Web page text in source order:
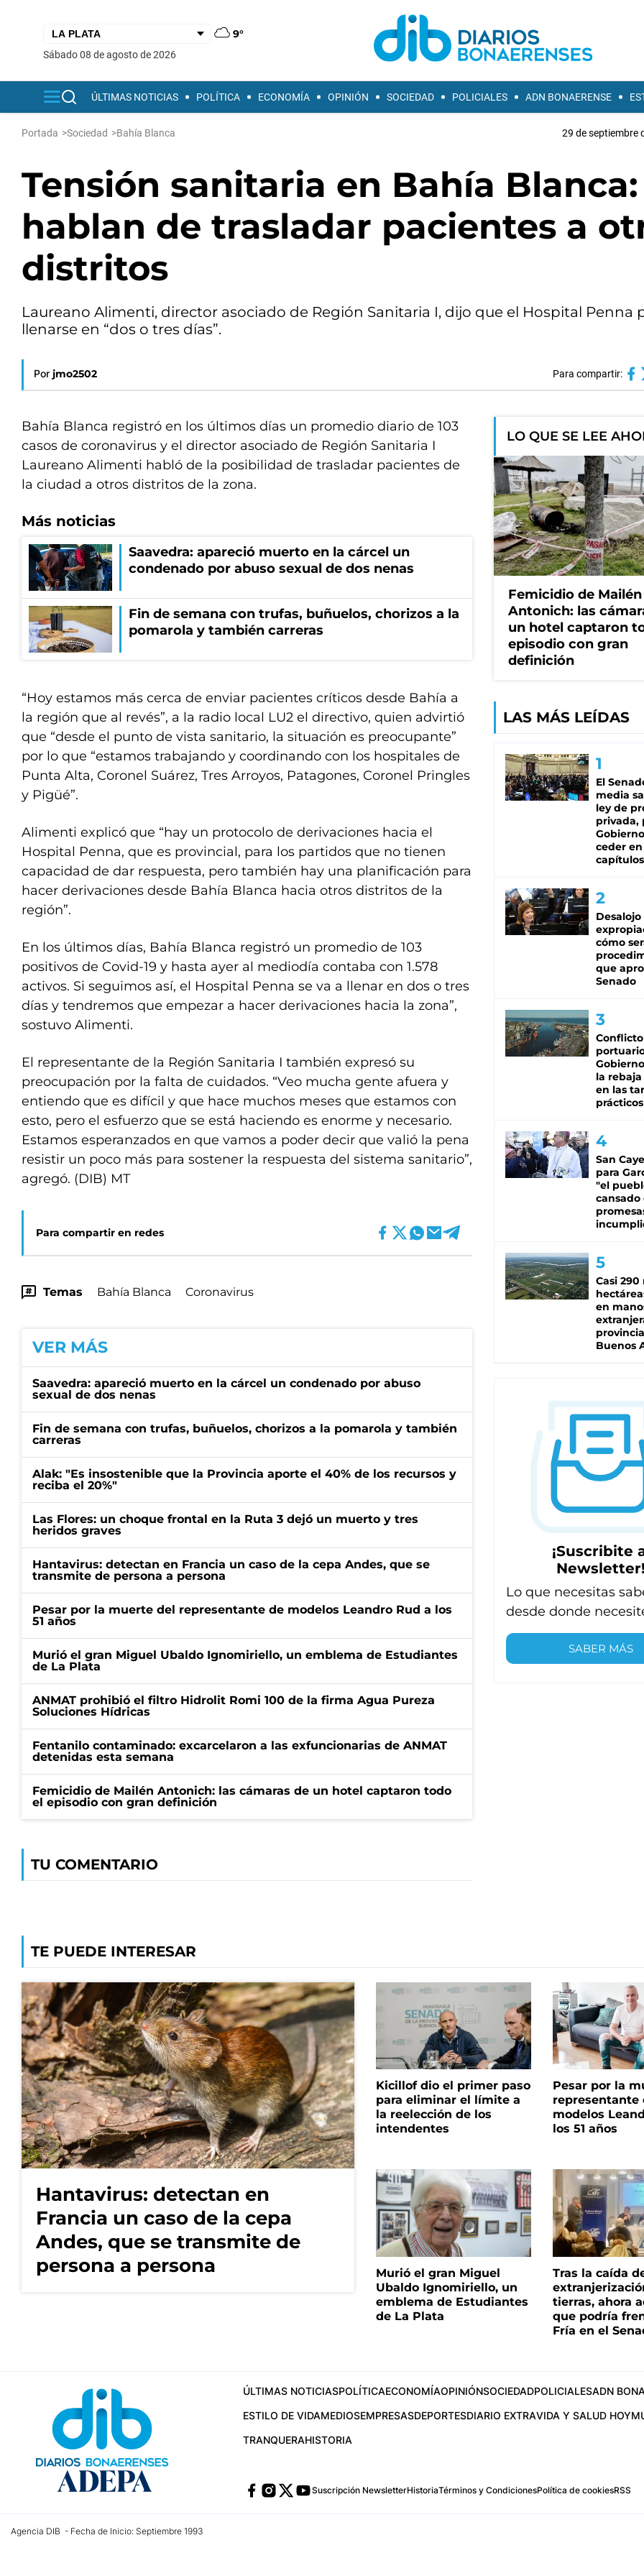
9°
sábado 08 de agosto de 2026
ÚLTIMAS NOTICIAS POLÍTICA ECONOMÍA OPINIÓN SOCIEDAD POLICIALES ADN BONAERENSE
Portada >Sociedad >Bahía Blanca 29 de septiembre
Tensión sanitaria en Bahía Blanca:
hablan de trasladar pacientes a
distritos
Laureano Alimenti, director asociado de Región Sanitaria I, dijo que el Hospital Penna
llenarse en “dos o tres días”.
Por jmo2502 Para compartir:
Bahía Blanca registró en los últimos días un promedio diario de 103
casos de coronavirus y el director asociado de Región Sanitaria I
Laureano Alimenti habló de la posibilidad de trasladar pacientes de
la ciudad a otros distritos de la zona.
Más noticias
Saavedra: apareció muerto en la cárcel un
condenado por abuso sexual de dos nenas
Fin de semana con trufas, buñuelos, chorizos a la
pomarola y también carreras
“Hoy estamos más cerca de enviar pacientes críticos desde Bahía a
la región que al revés”, a la radio local LU2 el directivo, quien advirtió
que “desde el punto de vista sanitario, la situación es preocupante”
por lo que “estamos trabajando y coordinando con los hospitales de
Punta Alta, Coronel Suárez, Tres Arroyos, Patagones, Coronel Pringles
y Pigüé”.
Alimenti explicó que “hay un protocolo de derivaciones hacia el
Hospital Penna, que es provincial, para los partidos que no tienen
capacidad de dar respuesta, pero también hay una planificación para
hacer derivaciones desde Bahía Blanca hacia otros distritos de la
región”.
En los últimos días, Bahía Blanca registró un promedio de 103
positivos de Covid-19 y hasta ayer al mediodía contaba con 1.578
activos. Si seguimos así, el Hospital Penna se va a llenar en dos o tres
días y tendremos que empezar a hacer derivaciones hacia la zona”,
sostuvo Alimenti.
El representante de la Región Sanitaria I también expresó su
preocupación por la falta de cuidados. “Veo mucha gente afuera y
entiendo que es difícil y que hace muchos meses que estamos con
esto, pero el esfuerzo que se está haciendo es enorme y necesario.
Estamos esperanzados en que vamos a poder decir que valió la pena
resistir un poco más para sostener la respuesta del sistema sanitario”,
agregó. (DIB) MT
Para compartir en redes
Temas Bahía Blanca Coronavirus
VER MÁS
Saavedra: apareció muerto en la cárcel un condenado por abuso
sexual de dos nenas
Fin de semana con trufas, buñuelos, chorizos a la pomarola y también
carreras
Alak: "Es insostenible que la Provincia aporte el 40% de los recursos y
reciba el 20%"
Las Flores: un choque frontal en la Ruta 3 dejó un muerto y tres
heridos graves
Hantavirus: detectan en Francia un caso de la cepa Andes, que se
transmite de persona a persona
Pesar por la muerte del representante de modelos Leandro Rud a los
51 años
Murió el gran Miguel Ubaldo Ignomiriello, un emblema de Estudiantes
de La Plata
ANMAT prohibió el filtro Hidrolit Romi 100 de la firma Agua Pureza
Soluciones Hídricas
Fentanilo contaminado: excarcelaron a las exfuncionarias de ANMAT
detenidas esta semana
Femicidio de Mailén Antonich: las cámaras de un hotel captaron todo
el episodio con gran definición
TU COMENTARIO
LO QUE SE LEE
Femicidio de Mailén
Antonich: las
un hotel captaron
episodio con gran
definición
LAS MÁS LEÍDAS
El
media
ley de
privada,
ceder
capítulos
cómo
que
Senado
Conflicto
la rebaja
en las
prácticos
San
para
"el
cansado
Casi 290
en
Buenos
¡Suscribite
Lo que necesitas
desde donde
SABER MÁS
TE PUEDE INTERESAR
Hantavirus: detectan en
Francia un caso de la cepa
Andes, que se transmite de
persona a persona
Kicillof dio el primer paso
para eliminar el límite a
la reelección de los
intendentes
Pesar por la
representante
modelos
los 51 años
Murió el gran Miguel
Ubaldo Ignomiriello, un
emblema de Estudiantes
de La Plata
Tras la caída
tierras, ahora
que podría
Fría en el
ÚLTIMAS NOTICIASPOLÍTICAECONOMÍAOPINIÓNSOCIEDADPOLICIALESADN
ESTILO DE VIDAMEDIOSEMPRESASDEPORTESDIARIO EXTRAVIDA Y SALUD HOY
TRANQUERAHISTORIA
Suscripción NewsletterHistoriaTérminos y CondicionesPolítica de cookiesRSS
Agencia DIB - Fecha de Inicio: Septiembre 1993